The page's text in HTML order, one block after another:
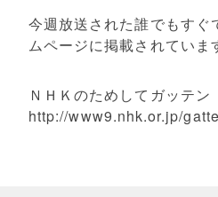
今週放送された誰でもすぐ
ムページに掲載されていま
ＮＨＫのためしてガッテン
http://www9.nhk.or.jp/